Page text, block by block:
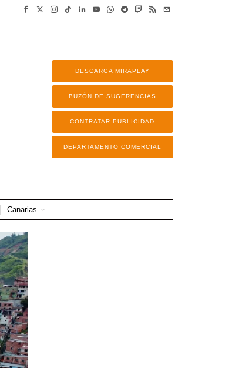
DESCARGA MIRAPLAY
BUZÓN DE SUGERENCIAS
CONTRATAR PUBLICIDAD
DEPARTAMENTO COMERCIAL
Canarias